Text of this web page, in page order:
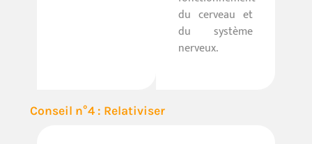
du cerveau et
du système
nerveux.
Conseil n°4 : Relativiser